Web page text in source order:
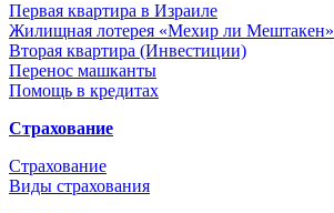
Первая квартира в Израиле
Жилищная лотерея «Мехир ли Мештакен»
Вторая квартира (Инвестиции)
Перенос машканты
Помощь в кредитах
Страхование
Страхование
Виды страхования